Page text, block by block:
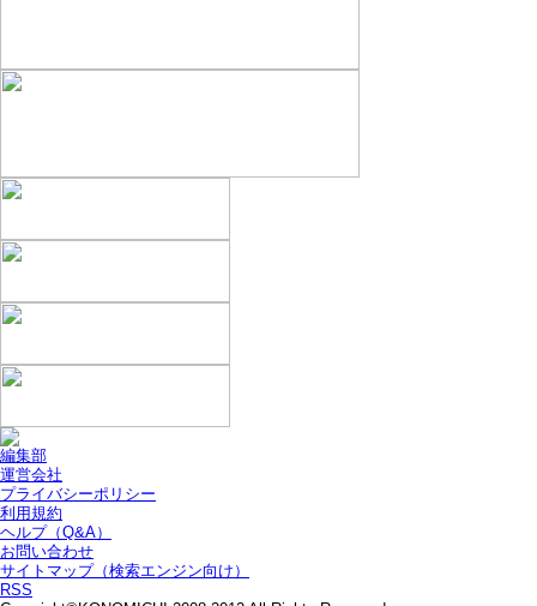
編集部
運営会社
プライバシーポリシー
利用規約
ヘルプ（Q&A）
お問い合わせ
サイトマップ（検索エンジン向け）
RSS